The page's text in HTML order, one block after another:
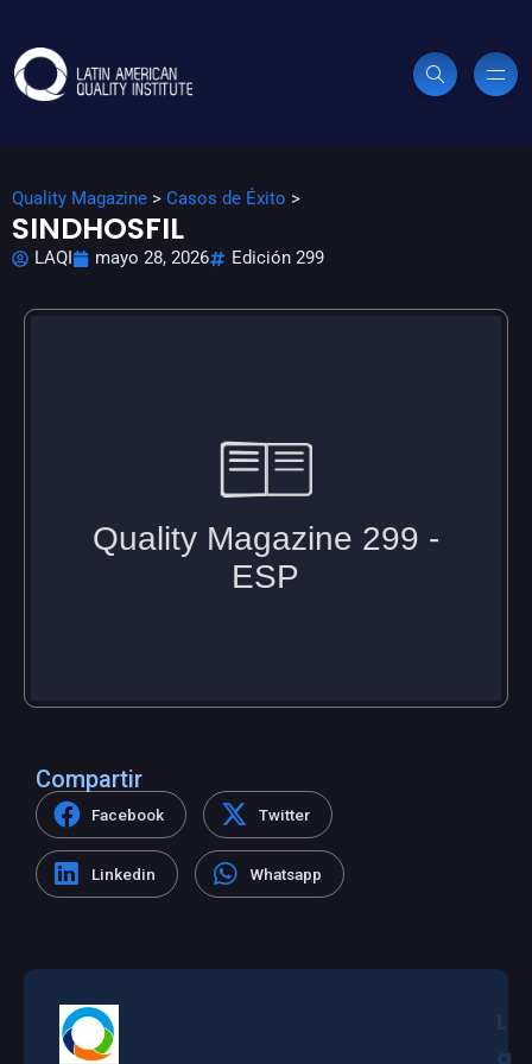
Quality Magazine > Casos de Éxito >
SINDHOSFIL
LAQI mayo 28, 2026 Edición 299
Compartir
Facebook Twitter
Linkedin Whatsapp
a